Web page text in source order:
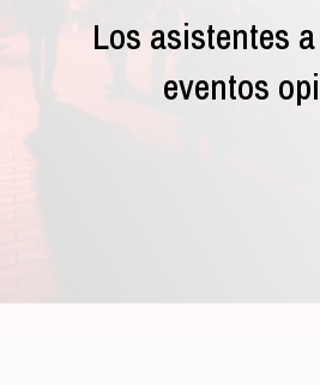
Los asistentes
eventos